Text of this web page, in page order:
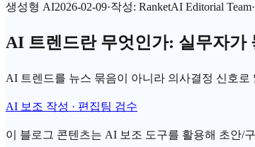
생성형 AI2026-02-09·작성: RanketAI Editorial Team·
AI 트렌드란 무엇인가: 실무자가
AI 트렌드를 뉴스 묶음이 아니라 의사결정 신호로
AI 보조 작성 · 편집팀 검수
이 블로그 콘텐츠는 AI 보조 도구를 활용해 초안/